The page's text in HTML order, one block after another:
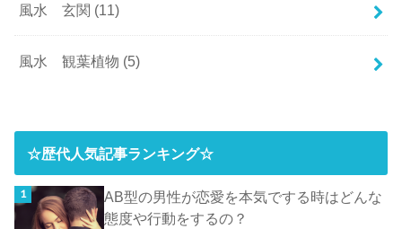
風水 玄関 (11)
風水 観葉植物 (5)
☆歴代人気記事ランキング☆
AB型の男性が恋愛を本気でする時はどんな
態度や行動をするの？